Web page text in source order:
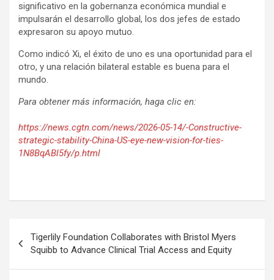
significativo en la gobernanza económica mundial e
impulsarán el desarrollo global, los dos jefes de estado
expresaron su apoyo mutuo.
Como indicó Xi, el éxito de uno es una oportunidad para el
otro, y una relación bilateral estable es buena para el
mundo.
Para obtener más información, haga clic en:
https://news.cgtn.com/news/2026-05-14/-Constructive-
strategic-stability-China-US-eye-new-vision-for-ties-
1N8BqABl5fy/p.html
navigation
Tigerlily Foundation Collaborates with Bristol Myers
Squibb to Advance Clinical Trial Access and Equity